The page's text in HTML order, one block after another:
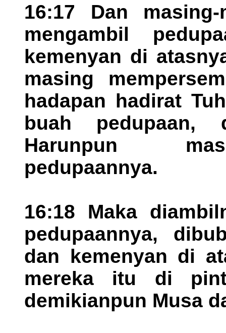
16:17 Dan
mengambil
kemenyan di
masing
hadapan hadirat
buah
Harunpun
pedupaannya.
16:18 Maka
pedupaannya,
dan kemenyan di
mereka itu di
demikianpun Musa